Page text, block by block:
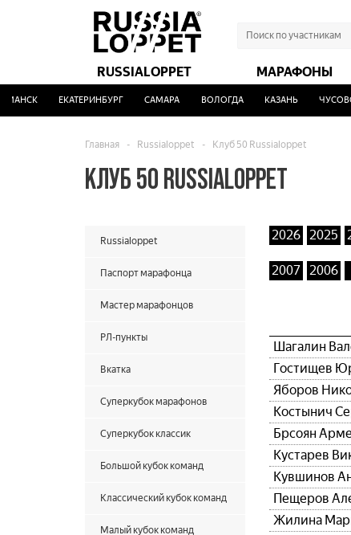
RUSSIALOPPET МАРАФОНЫ
ЕКАТЕРИНБУРГ САМАРА ВОЛОГДА КАЗАНЬ
Главная - Russialoppet - Клуб 50 Russialoppet
КЛУБ 50 RUSSIALOPPET
Russialoppet
Паспорт марафонца
Мастер марафонцов
РЛ-пункты
Вкатка
Суперкубок марафонов
Суперкубок классик
Большой кубок команд
Классический кубок команд
Малый кубок команд
2026 2025
2007 2006
Шагалин
Гостищев
Яборов
Костынич
Брсоян
Кустарев
Кувшинов
Пещеров
Жилина